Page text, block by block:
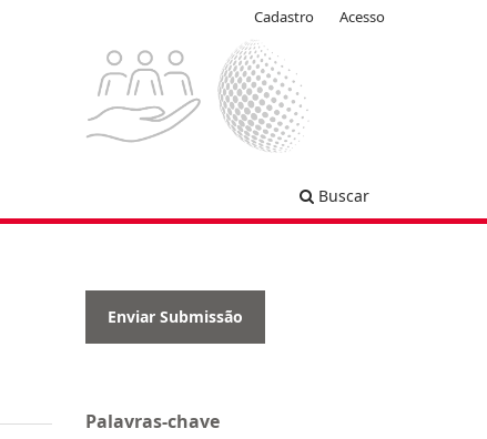
Buscar
Cadastro Acesso
Enviar Submissão
Palavras-chave